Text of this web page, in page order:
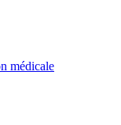
médicale